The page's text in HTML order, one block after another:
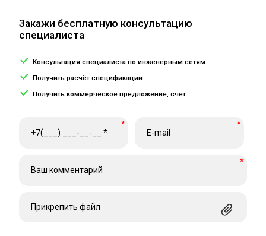
Закажи бесплатную консультацию
специалиста
Консультация специалиста по инженерным сетям
Получить расчёт спецификации
Получить коммерческое предложение, счет
* *
*
Прикрепить файл